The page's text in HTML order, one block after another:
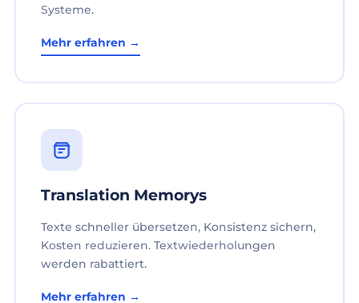
Systeme.
Mehr erfahren →
Translation Memorys
Texte schneller übersetzen, Konsistenz sichern,
Kosten reduzieren. Textwiederholungen
werden rabattiert.
Mehr erfahren →